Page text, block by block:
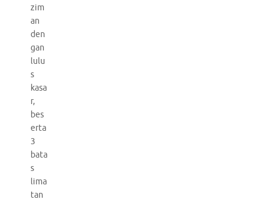
zim
an
den
gan
lulu
s
kasa
r,
bes
erta
3
bata
s
lima
tan